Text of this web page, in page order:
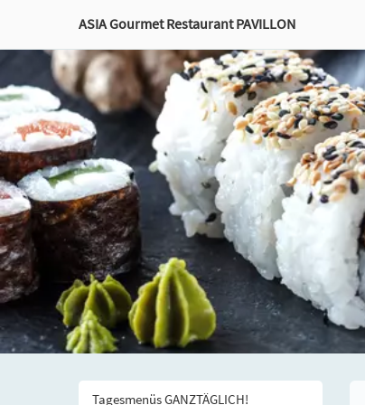
ASIA Gourmet Restaurant PAVILLON
Tagesmenüs GANZTÄGLICH!